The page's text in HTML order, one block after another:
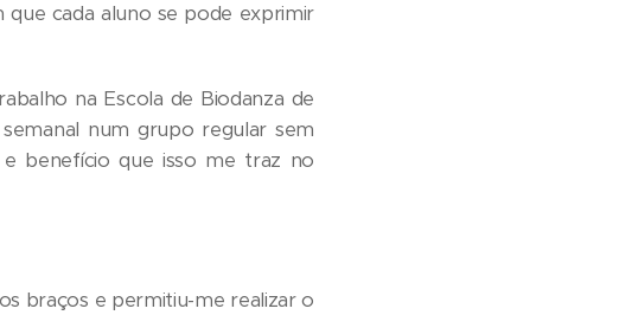
cada aluno se pode exprimir
na Escola de Biodanza de
num grupo regular sem
benefício que isso me traz no
braços e permitiu-me realizar o